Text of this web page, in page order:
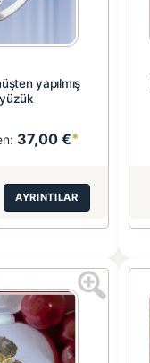
yapılmış
yüzük
37,00 €*
AYRINTILAR